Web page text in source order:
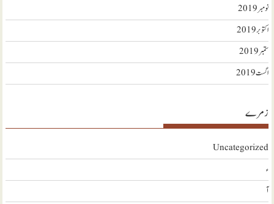
نومبر 2019
اکتوبر 2019
ستمبر 2019
اگست 2019
زمرے
Uncategorized
ء
آ